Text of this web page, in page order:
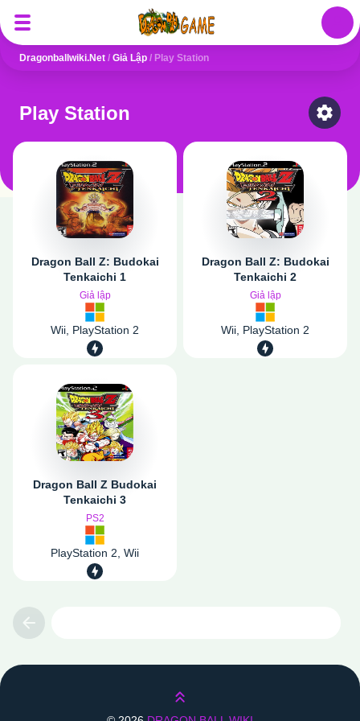
Dragonballwiki.net / Giả Lập / Play Station
Play Station
Select
Dragon Ball Z: Budokai
Tenkaichi 1
Giả lập
Wii, PlayStation 2
Dragon Ball Z: Budokai
Tenkaichi 2
Giả lập
Wii, PlayStation 2
Dragon Ball Z Budokai
Tenkaichi 3
PS2
PlayStation 2, Wii
Lên trên